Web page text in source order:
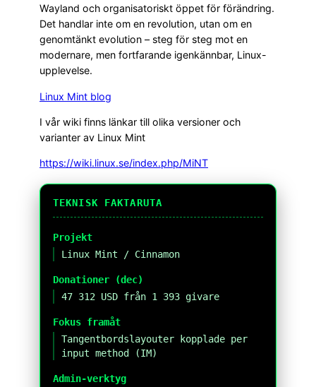
Wayland och organisatoriskt öppet för förändring.
Det handlar inte om en revolution, utan om en
genomtänkt evolution – steg för steg mot en
modernare, men fortfarande igenkännbar, Linux-
upplevelse.
Linux Mint blog
I vår wiki finns länkar till olika versioner och
varianter av Linux Mint
https://wiki.linux.se/index.php/MiNT
TEKNISK FAKTARUTA
Projekt
Linux Mint / Cinnamon
Donationer (dec)
47 312 USD från 1 393 givare
Fokus framåt
Tangentbordslayouter kopplade per
input method (IM)
Admin-verktyg